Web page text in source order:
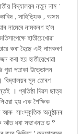
বিদ্যালয়ৰ নতুন নাম '
, সাহিত্যিক , অসম
নামেৰে নামকৰণ হ’ল
হাতীয়েখোৱা
কৰা হৈছে এই নামকৰণ
কৰা হয় হাতীয়েখোৱা
পুৱা পতাকা উত্তোলন
বিদ্যালয়ৰ মূল তোৰণ
। প্ৰতিষ্ঠা দিৱস ছাত্র
হয় এক শৈক্ষিক
আৰু সাংস্কৃতিক অনুষ্ঠানৰ
আঁত ধৰা সভাখনত ড °